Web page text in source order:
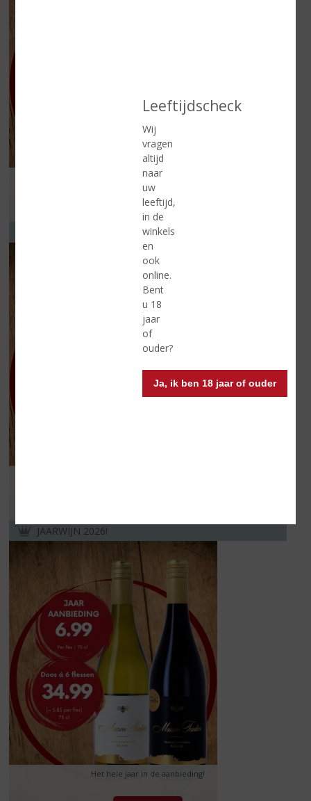
Leeftijdscheck
Wij
vragen
altijd
naar
uw
leeftijd,
in de
winkels
en
ook
online.
Bent
u 18
jaar
of
ouder?
Ja, ik ben 18 jaar of ouder
Folder geldig vanaf 5 augustus t/m 25 augustus 2026
Lees meer
JAARWIJN 2026!
Het hele jaar in de aanbieding!